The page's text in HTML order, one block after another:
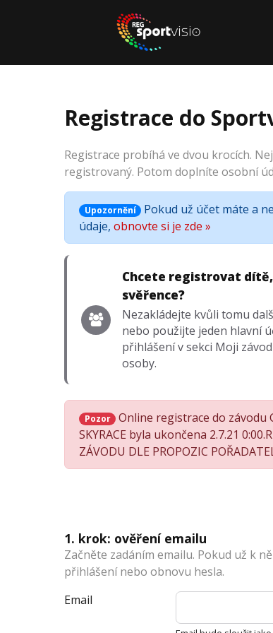
Registrace do
Registrace probíhá ve dvou krocích.
registrovaný. Potom doplníte osobní
Upozornění Pokud už účet máte a
údaje,obnovte si je zde »
Chcete registrovat
svěřence?
Nezakládejte kvůli tomu
nebo použijte jeden hlavní
přihlášení v sekci Moji
osoby.
Pozor Online registrace do závodu
SKYRACE byla ukončena 2.7.21
ZÁVODU DLE PROPOZIC
1. krok: ověření emailu
Začněte zadáním emailu. Pokud už k
přihlášení nebo obnovu hesla.
Email